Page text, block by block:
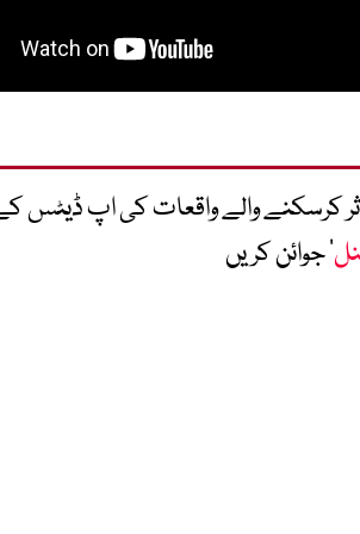
کرسکنے والے واقعات کی اپ ڈیٹس
‘ جوائن کریں